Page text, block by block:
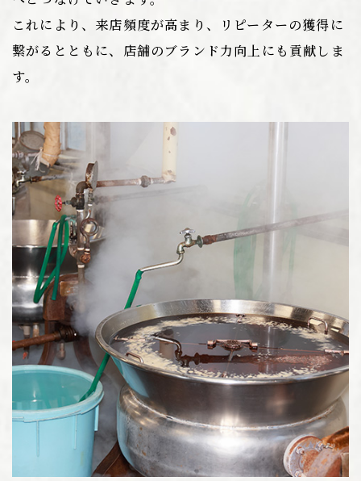
これにより、来店頻度が高まり、リピーターの獲得に
繋がるとともに、店舗のブランド力向上にも貢献しま
す。